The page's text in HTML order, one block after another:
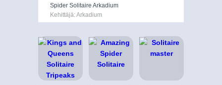
Spider Solitaire Arkadium
Kehittäjä: Arkadium